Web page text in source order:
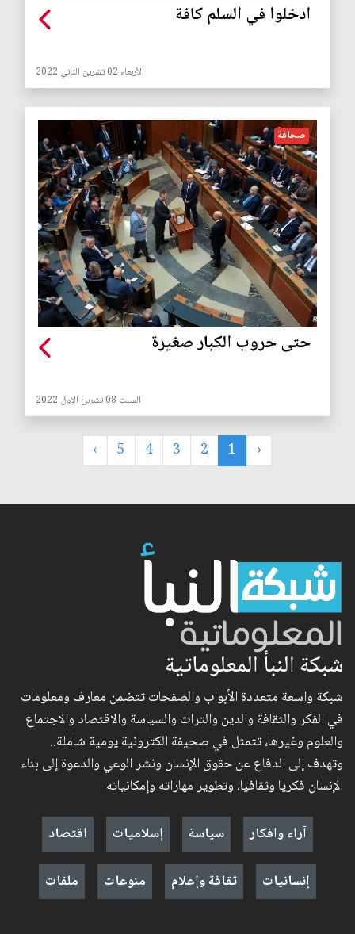
ادخلوا في السلم كافة
الأربعاء 02 تشرين الثاني 2022
صحافة
حتى حروب الكبار صغيرة
السبت 08 تشرين الاول 2022
‹
1
2
3
4
5
›
شبكة النبأ المعلوماتية
شبكة واسعة متعددة الأبواب والصفحات تتضمن معارف ومعلومات
في الفكر والثقافة والدين والتراث والسياسة والاقتصاد والاجتماع
والعلوم وغيرها، تتمثل في صحيفة الكترونية يومية شاملة..
وتهدف إلى الدفاع عن حقوق الإنسان ونشر الوعي والدعوة إلى بناء
الإنسان فكريا وثقافيا، وتطوير مهاراته وإمكانياته
آراء وافكار
سياسة إسلاميات
اقتصاد
إنسانيات
ثقافة وإعلام منوعات ملفات